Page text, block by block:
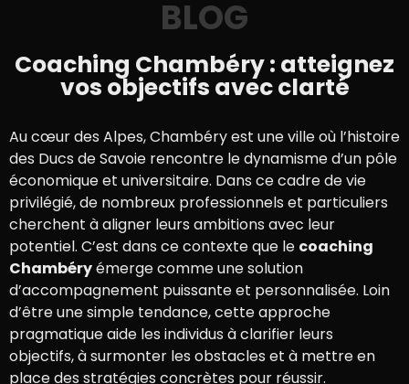
BLOG
Coaching Chambéry : atteignez
vos objectifs avec clarté
Au cœur des Alpes, Chambéry est une ville où l’histoire
des Ducs de Savoie rencontre le dynamisme d’un pôle
économique et universitaire. Dans ce cadre de vie
privilégié, de nombreux professionnels et particuliers
cherchent à aligner leurs ambitions avec leur
potentiel. C’est dans ce contexte que le coaching
Chambéryémerge comme une solution
d’accompagnement puissante et personnalisée. Loin
d’être une simple tendance, cette approche
pragmatique aide les individus à clarifier leurs
objectifs, à surmonter les obstacles et à mettre en
place des stratégies concrètes pour réussir.